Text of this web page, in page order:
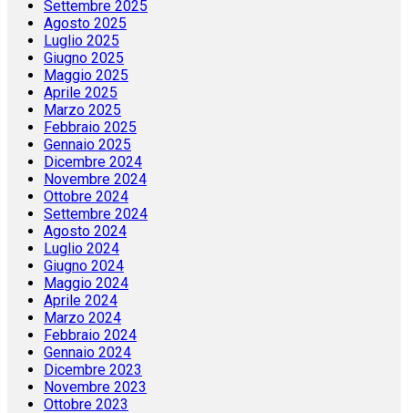
Settembre 2025
Agosto 2025
Luglio 2025
Giugno 2025
Maggio 2025
Aprile 2025
Marzo 2025
Febbraio 2025
Gennaio 2025
Dicembre 2024
Novembre 2024
Ottobre 2024
Settembre 2024
Agosto 2024
Luglio 2024
Giugno 2024
Maggio 2024
Aprile 2024
Marzo 2024
Febbraio 2024
Gennaio 2024
Dicembre 2023
Novembre 2023
Ottobre 2023